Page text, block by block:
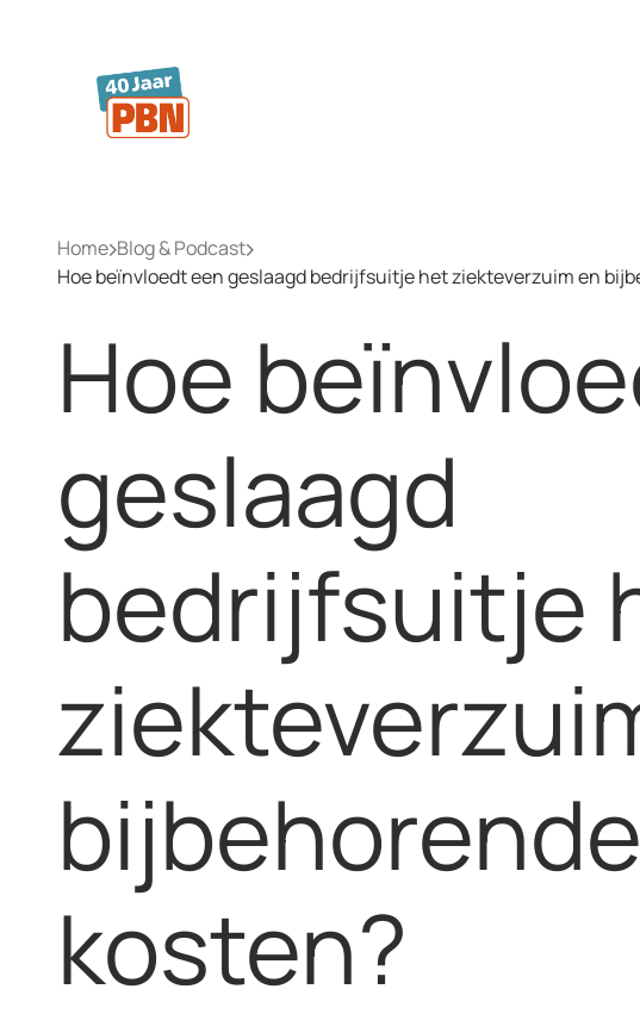
Home Blog & Podcast
Hoe beïnvloedt een geslaagd bedrijfsuitje het ziekteverzuim en
Hoe
geslaagd
bedrijfsuitje
bijbehorende
kosten?